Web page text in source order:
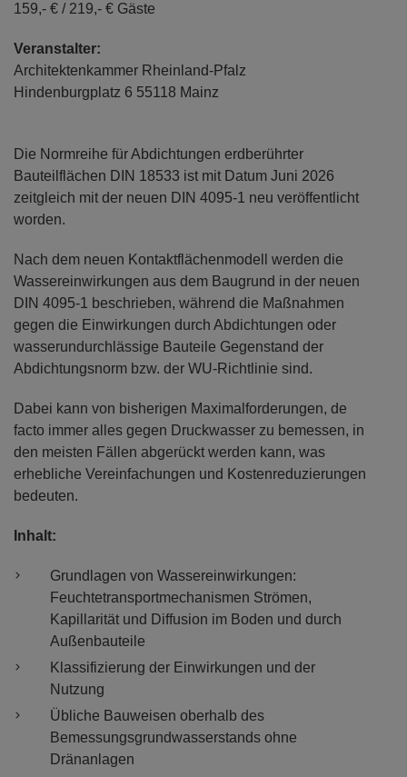
159,- € / 219,- € Gäste
Veranstalter:
Architektenkammer Rheinland-Pfalz
Hindenburgplatz 6 55118 Mainz
Die Normreihe für Abdichtungen erdberührter
Bauteilflächen DIN 18533 ist mit Datum Juni 2026
zeitgleich mit der neuen DIN 4095-1 neu veröffentlicht
worden.
Nach dem neuen Kontaktflächenmodell werden die
Wassereinwirkungen aus dem Baugrund in der neuen
DIN 4095-1 beschrieben, während die Maßnahmen
gegen die Einwirkungen durch Abdichtungen oder
wasserundurchlässige Bauteile Gegenstand der
Abdichtungsnorm bzw. der WU-Richtlinie sind.
Dabei kann von bisherigen Maximalforderungen, de
facto immer alles gegen Druckwasser zu bemessen, in
den meisten Fällen abgerückt werden kann, was
erhebliche Vereinfachungen und Kostenreduzierungen
bedeuten.
Inhalt:
Grundlagen von Wassereinwirkungen:
Feuchtetransportmechanismen Strömen,
Kapillarität und Diffusion im Boden und durch
Außenbauteile
Klassifizierung der Einwirkungen und der
Nutzung
Übliche Bauweisen oberhalb des
Bemessungsgrundwasserstands ohne
Dränanlagen